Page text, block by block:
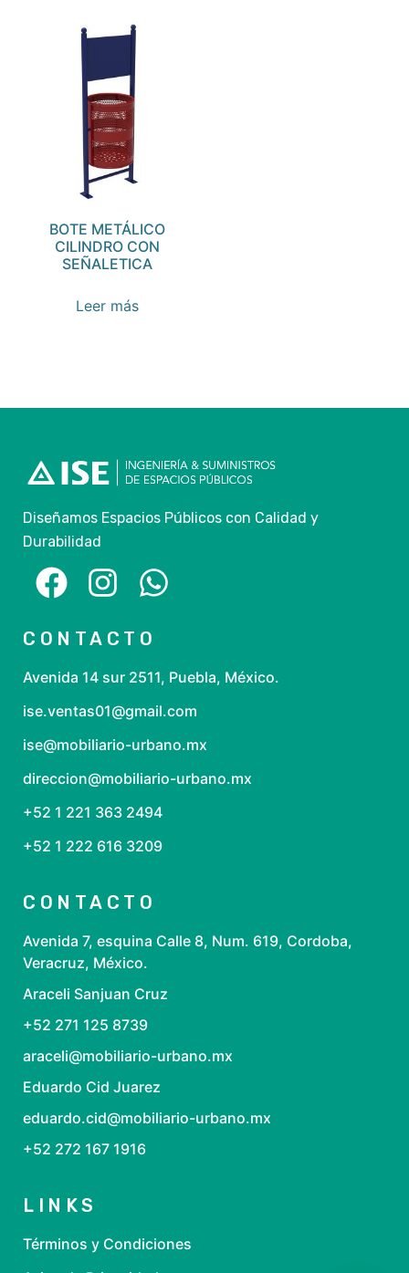
BOTE METÁLICO
CILINDRO CON
SEÑALETICA
Leer más
Diseñamos Espacios Públicos con Calidad y
Durabilidad
CONTACTO
Avenida 14 sur 2511, Puebla, México.
ise.ventas01@gmail.com
ise@mobiliario-urbano.mx
direccion@mobiliario-urbano.mx
+52 1 221 363 2494
+52 1 222 616 3209
CONTACTO
Avenida 7, esquina Calle 8, Num. 619, Cordoba,
Veracruz, México.
Araceli Sanjuan Cruz
+52 271 125 8739
araceli@mobiliario-urbano.mx
Eduardo Cid Juarez
eduardo.cid@mobiliario-urbano.mx
+52 272 167 1916
LINKS
Términos y Condiciones